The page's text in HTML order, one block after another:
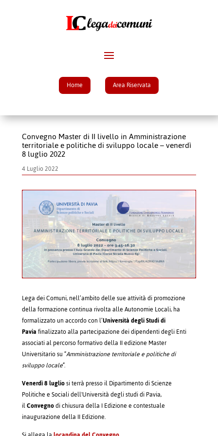
Home Area Riservata
Convegno Master di II livello in Amministrazione
territoriale e politiche di sviluppo locale – venerdì
8 luglio 2022
4 Luglio 2022
Lega dei Comuni, nell’ambito delle sue attività di promozione
della formazione continua rivolta alle Autonomie Locali, ha
formalizzato un accordo con l’Università degli Studi di
Paviafinalizzato alla partecipazione dei dipendenti degli Enti
associati al percorso formativo della II edizione Master
Universitario su “Amministrazione territoriale e politiche di
sviluppo locale”.
Venerdì 8 lugliosi terrà presso il Dipartimento di Scienze
Politiche e Sociali dell'Università degli studi di Pavia,
ilConvegnodi chiusura della I Edizione e contestuale
inaugurazione della II Edizione.